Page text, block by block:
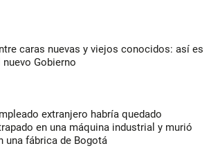
caras nuevas y viejos conocidos: así es
nuevo Gobierno
extranjero habría quedado
en una máquina industrial y murió
una fábrica de Bogotá